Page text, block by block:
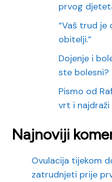
prvog
“Vaš trud je
obitelji.”
Dojenje i
ste bolesni?
Pismo od
vrt i najdraži
Najnoviji
Ovulacija tijekom
zatrudnjeti prije